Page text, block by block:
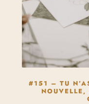
#151 – TU
NOUVELLE,